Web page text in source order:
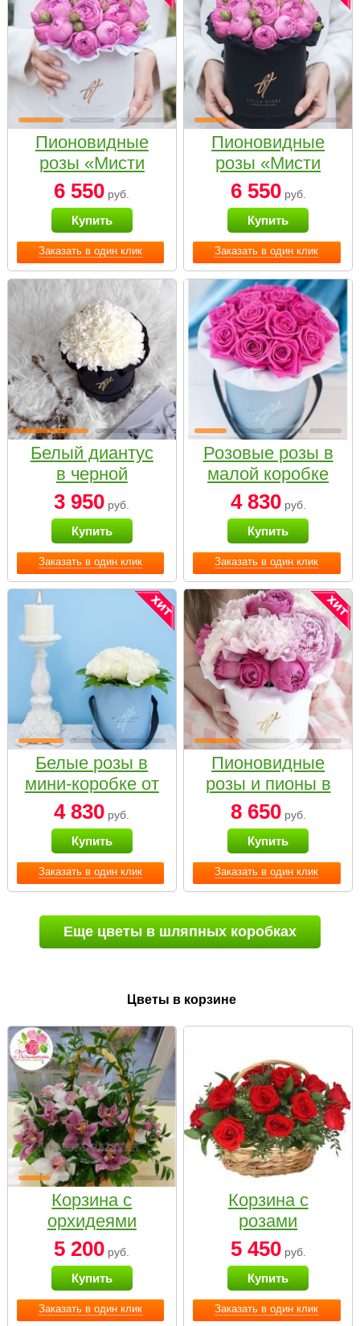
Заказать в один клик
Пионовидные
розы «Мисти
бабблс» в белой
коробке Small
6 550 руб.
Купить
Заказать в один клик
Пионовидные
розы «Мисти
бабблс» в
черной коробке
Small
6 550руб.
Купить
Заказать в один клик
Белый диантус
в черной
коробке Small
3 950 руб.
Купить
Заказать в один клик
Розовые розы в
малой коробке
4 830руб.
Купить
Заказать в один клик
Белые розы в
мини-коробке от
Bella Fiori
4 830 руб.
Купить
Заказать в один клик
Пионовидные
розы и пионы в
белой коробке
Small
8 650руб.
Купить
Еще цветы в шляпных коробках
Цветы в корзине
Заказать в один клик
Корзина с
орхидеями
малая
5 200 руб.
Купить
Заказать в один клик
Корзина с
розами
«Красный
Париж»
5 450руб.
Купить